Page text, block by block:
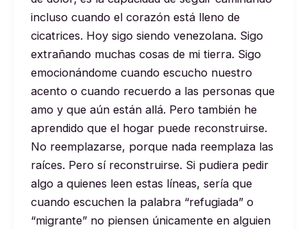
incluso cuando el corazón está lleno de
cicatrices. Hoy sigo siendo venezolana. Sigo
extrañando muchas cosas de mi tierra. Sigo
emocionándome cuando escucho nuestro
acento o cuando recuerdo a las personas que
amo y que aún están allá. Pero también he
aprendido que el hogar puede reconstruirse.
No reemplazarse, porque nada reemplaza las
raíces. Pero sí reconstruirse. Si pudiera pedir
algo a quienes leen estas líneas, sería que
cuando escuchen la palabra “refugiada” o
“migrante” no piensen únicamente en alguien